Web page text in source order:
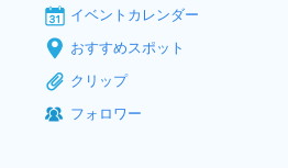
イベントカレンダー
おすすめスポット
クリップ
フォロワー